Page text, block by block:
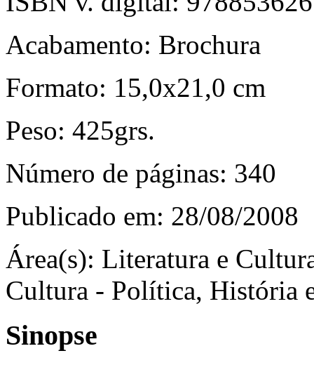
Acabamento: Brochura
Formato: 15,0x21,0 cm
Peso: 425grs.
Número de páginas: 340
Publicado em: 28/08/2008
Área(s): Literatura e
Cultura - Política, História
Sinopse